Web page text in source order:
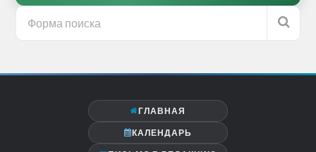
ГЛАВНАЯ
КАЛЕНДАРЬ